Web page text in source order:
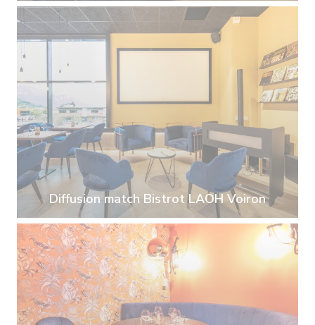
Diffusion match Bistrot LAOH Voiron